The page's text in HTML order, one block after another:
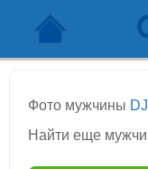
Фото мужчины
Найти еще